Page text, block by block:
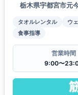
栃木県宇都宮市元
タオルレンタル ウ
食事指導
営業時間
9:00〜